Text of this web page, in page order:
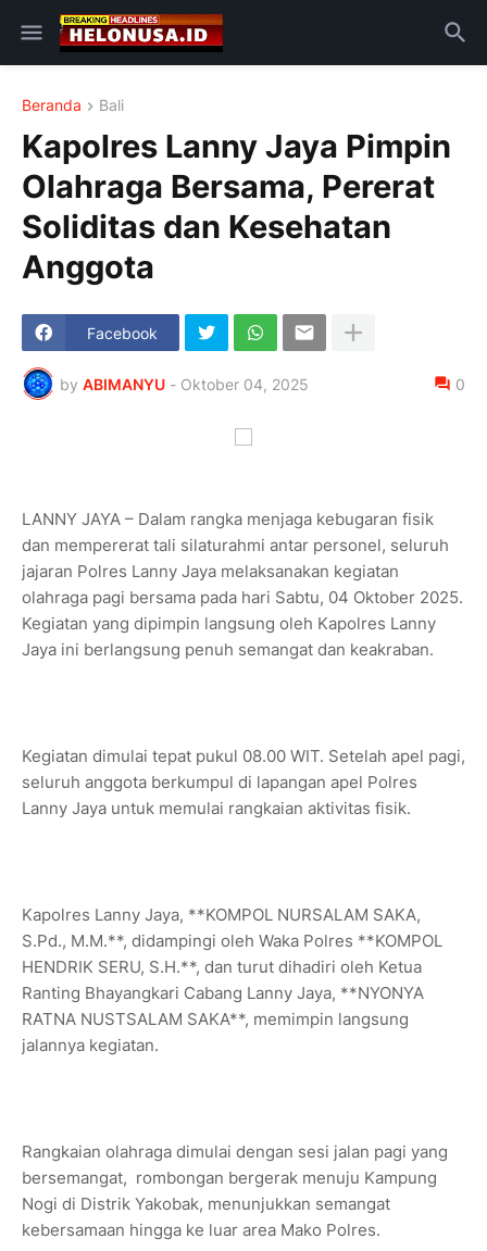
Beranda Bali
Kapolres Lanny Jaya Pimpin
Olahraga Bersama, Pererat
Soliditas dan Kesehatan
Anggota
Facebook
by ABIMANYU - Oktober 04, 2025 0
LANNY JAYA – Dalam rangka menjaga kebugaran fisik
dan mempererat tali silaturahmi antar personel, seluruh
jajaran Polres Lanny Jaya melaksanakan kegiatan
olahraga pagi bersama pada hari Sabtu, 04 Oktober 2025.
Kegiatan yang dipimpin langsung oleh Kapolres Lanny
Jaya ini berlangsung penuh semangat dan keakraban.
Kegiatan dimulai tepat pukul 08.00 WIT. Setelah apel pagi,
seluruh anggota berkumpul di lapangan apel Polres
Lanny Jaya untuk memulai rangkaian aktivitas fisik.
Kapolres Lanny Jaya, **KOMPOL NURSALAM SAKA,
S.Pd., M.M.**, didampingi oleh Waka Polres **KOMPOL
HENDRIK SERU, S.H.**, dan turut dihadiri oleh Ketua
Ranting Bhayangkari Cabang Lanny Jaya, **NYONYA
RATNA NUSTSALAM SAKA**, memimpin langsung
jalannya kegiatan.
Rangkaian olahraga dimulai dengan sesi jalan pagi yang
bersemangat, rombongan bergerak menuju Kampung
Nogi di Distrik Yakobak, menunjukkan semangat
kebersamaan hingga ke luar area Mako Polres.